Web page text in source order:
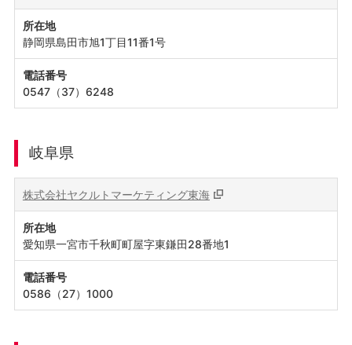
所在地
静岡県島田市旭1丁目11番1号
電話番号
0547（37）6248
岐阜県
株式会社ヤクルトマーケティング東海
所在地
愛知県一宮市千秋町町屋字東鎌田28番地1
電話番号
0586（27）1000